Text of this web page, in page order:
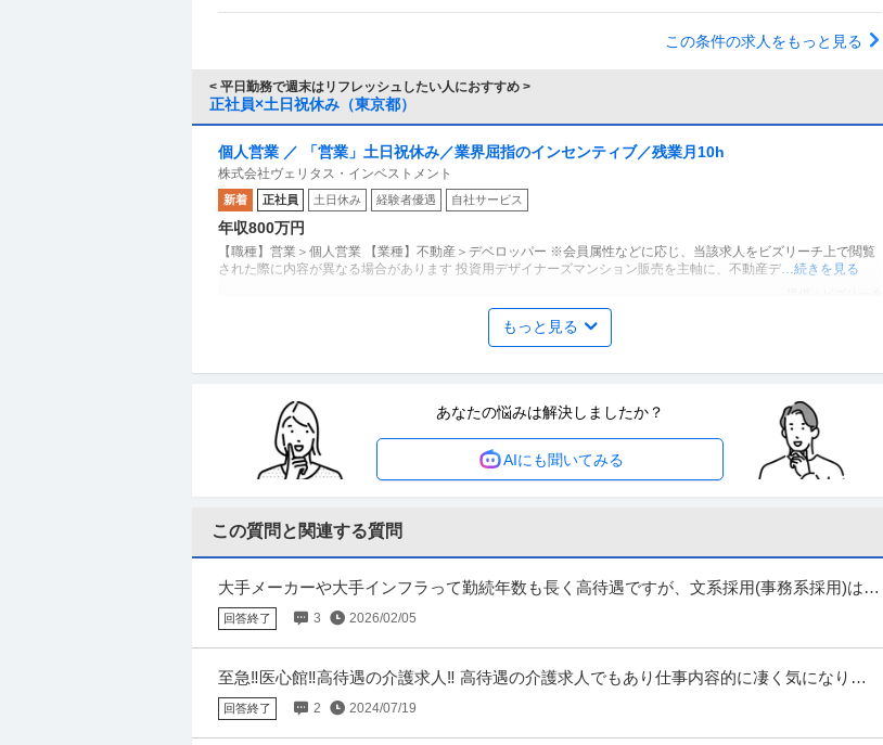
この条件の求人をもっと見る
< 平日勤務で週末はリフレッシュしたい人におすすめ >
正社員×土日祝休み（東京都）
個人営業 ／ 「営業」土日祝休み／業界屈指のインセンティブ／残業月10h
株式会社ヴェリタス・インベストメント
新着 正社員 土日休み 経験者優遇 自社サービス
年収800万円
【職種】営業＞個人営業 【業種】不動産＞デベロッパー ※会員属性などに応じ、当該求人をビズリーチ上で閲覧
された際に内容が異なる場合があります 投資用デザイナーズマンション販売を主軸に、不動産デ…続きを見る
商品企画 ／ 「商品企画／マーケティングマネージャー」「たべっ子どうぶつ」でお馴染みのお菓
年収800万円〜1,200万円
【職種】マーケティング＞商品企画 【業種】メーカー＞食品・飲料 ※会員属性などに応じ、当該求人をビズリー
チ上で閲覧された際に内容が異なる場合があります 【あの頃も今も愛され続けるために。私たち…続きを見る
法務・コンプライアンス ／ 「測量士・測量士補・測量助手」最新ドローン・3Dレーザースキャ
ナーを駆使する先進的測量技術者／創業90年の強固なグループ基盤／京都・丸太町駅徒歩1分／完
全週休2日（土日祝）
ひかり司法書士法人
正社員 土日休み 高収入 完全週休2日制
年収800万円〜1,000万円
【職種】管理＞法務・コンプライアンス 【業種】士業＞その他 ※会員属性などに応じ、当該求人をビズリーチ上
で閲覧された際に内容が異なる場合があります ※当求人は、ひかり司法書士法人にて採用後、「…続きを見る
提供：ビズリーチ
建築施工管理 ／ 建築施工管理（現場所長・所長候補）／転勤なし／完全週休2日（土日祝）・年
もっと見る
あなたの悩みは解決しましたか？
AIにも聞いてみる
この質問と関連する質問
大手メーカーや大手インフラって勤続年数も長く高待遇ですが、文系採用(事務系採用)は殆
どなく、かなりの高倍率です。 結局のところ、文系が大手一流企業に入るの...
回答終了 3 2026/02/05
至急‼️医心館‼️高待遇の介護求人‼️ 高待遇の介護求人でもあり仕事内容的に凄く気になり応
募しました。拠点がたくさんありほぼ全施設を求人掛けているような…
回答終了 2 2024/07/19